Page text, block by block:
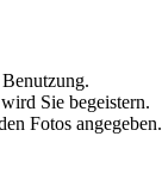
Sie begeistern.
Fotos angegeben.